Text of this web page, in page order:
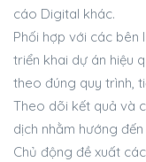
cáo Digital khác.
Phối hợp với các
triển khai dự án hiệu
theo đúng quy trình,
Theo dõi kết quả và
dịch nhằm hướng
Chủ động đề xuất